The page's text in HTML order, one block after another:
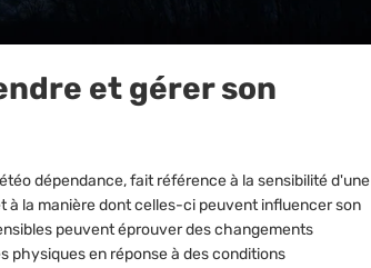
et gérer son
dépendance, fait référence à la sensibilité d'une
à la manière dont celles-ci peuvent influencer son
peuvent éprouver des changements
physiques en réponse à des conditions